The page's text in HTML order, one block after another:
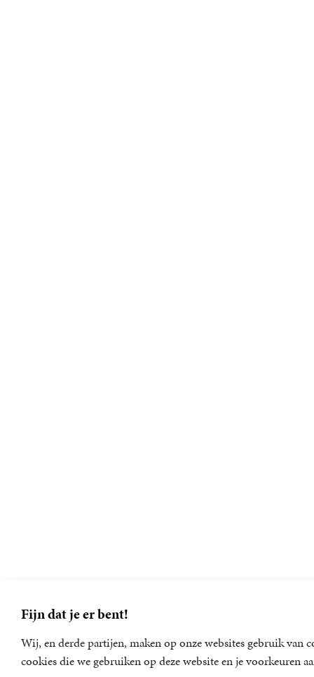
Fijn dat je er bent!
Wij, en derde partijen, maken op onze websites gebruik van
cookies die we gebruiken op deze website en je voorkeuren